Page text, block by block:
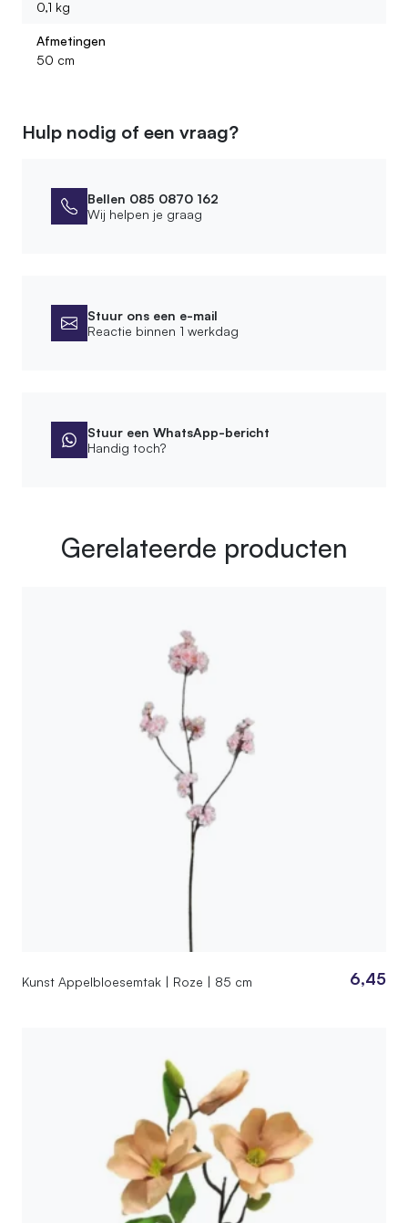
0,1 kg
Afmetingen
50 cm
Hulp nodig of een vraag?
Bellen 085 0870 162
Wij helpen je graag
Stuur ons een e-mail
Reactie binnen 1 werkdag
Stuur een WhatsApp-bericht
Handig toch?
Gerelateerde producten
Kunst Appelbloesemtak | Roze | 85 cm 6,45